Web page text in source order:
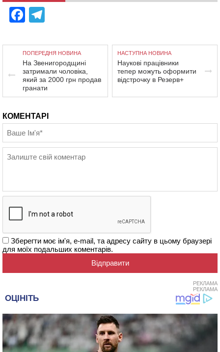
Facebook
ПОПЕРЕДНЯ НОВИНА
На Звенигородщині
затримали чоловіка,
який за 2000 грн продав
гранати
НАСТУПНА НОВИНА
Наукові працівники
тепер можуть оформити
відстрочку в Резерв+
КОМЕНТАРІ
Зберегти моє ім'я, e-mail, та адресу сайту в цьому браузері
для моїх подальших коментарів.
РЕКЛАМА
РЕКЛАМА